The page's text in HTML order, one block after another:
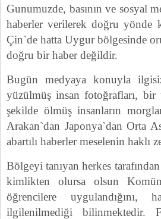
Gunumuzde, basının ve sosyal
haberler verilerek doğru yönde
Çin`de hatta Uygur bölgesinde
doğru bir haber değildir.
Bugün medyaya konuyla
yüzülmüş insan fotoğrafları, bir
şekilde ölmüş insanların
Arakan`dan Japonya`dan Orta
abartılı haberler meselenin
Bölgeyi tanıyan herkes
kimlikten olursa olsun
öğrencilere uygulandığını,
ilgilenilmediği bilinmektedir.